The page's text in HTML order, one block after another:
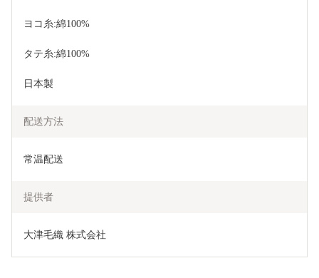
ヨコ糸:綿100%
タテ糸:綿100%
日本製
配送方法
常温配送
提供者
大津毛織 株式会社